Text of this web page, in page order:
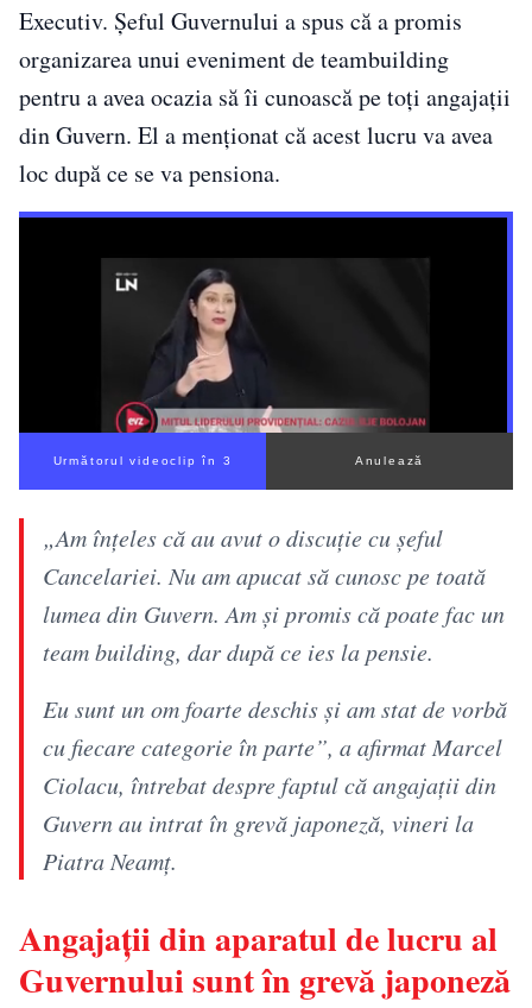
Executiv. Șeful Guvernului a spus că a promis
organizarea unui eveniment de teambuilding
pentru a avea ocazia să îi cunoască pe toți angajații
din Guvern. El a menționat că acest lucru va avea
loc după ce se va pensiona.
Următorul videoclip în 2 Anulează
„Am înţeles că au avut o discuţie cu şeful
Cancelariei. Nu am apucat să cunosc pe toată
lumea din Guvern. Am şi promis că poate fac un
team building, dar după ce ies la pensie.
Eu sunt un om foarte deschis şi am stat de vorbă
cu fiecare categorie în parte”, a afirmat Marcel
Ciolacu, întrebat despre faptul că angajaţii din
Guvern au intrat în grevă japoneză, vineri la
Piatra Neamț.
Angajații din aparatul de lucru al
Guvernului sunt în grevă japoneză